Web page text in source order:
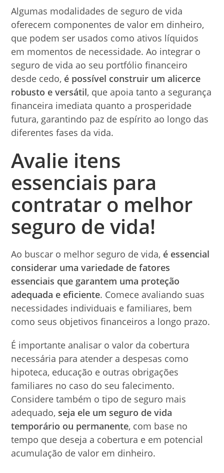
Algumas modalidades de seguro de vida
oferecem componentes de valor em dinheiro,
que podem ser usados como ativos líquidos
em momentos de necessidade. Ao integrar o
seguro de vida ao seu portfólio financeiro
desde cedo, é possível construir um alicerce
robusto e versátil, que apoia tanto a segurança
financeira imediata quanto a prosperidade
futura, garantindo paz de espírito ao longo das
diferentes fases da vida.
Avalie itens
essenciais para
contratar o melhor
seguro de vida!
Ao buscar o melhor seguro de vida, é essencial
considerar uma variedade de fatores
essenciais que garantem uma proteção
adequada e eficiente. Comece avaliando suas
necessidades individuais e familiares, bem
como seus objetivos financeiros a longo prazo.
É importante analisar o valor da cobertura
necessária para atender a despesas como
hipoteca, educação e outras obrigações
familiares no caso do seu falecimento.
Considere também o tipo de seguro mais
adequado, seja ele um seguro de vida
temporário ou permanente, com base no
tempo que deseja a cobertura e em potencial
acumulação de valor em dinheiro.